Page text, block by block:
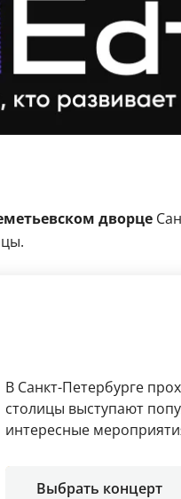
дворце
В Санкт-Петербурге
столицы выступают
интересные
Выбрать концерт